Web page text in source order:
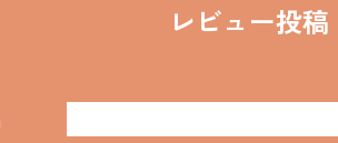
レビュー投稿